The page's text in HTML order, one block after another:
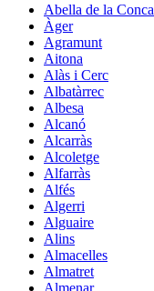
Abella de la Conca
Àger
Agramunt
Aitona
Alàs i Cerc
Albatàrrec
Albesa
Alcanó
Alcarràs
Alcoletge
Alfarràs
Alfés
Algerri
Alguaire
Alins
Almacelles
Almatret
Almenar